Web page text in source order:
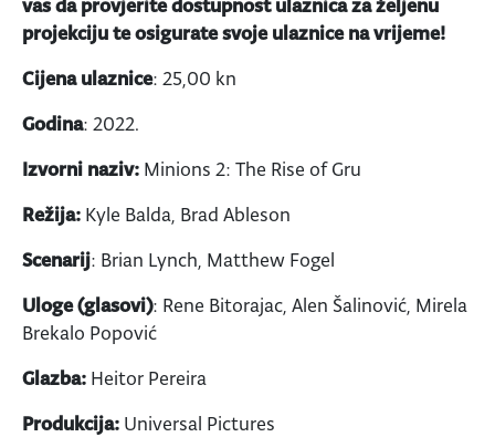
vas da provjerite dostupnost ulaznica za željenu
projekciju te osigurate svoje ulaznice na vrijeme!
Cijena ulaznice: 25,00 kn
Godina: 2022.
Izvorni naziv: Minions 2: The Rise of Gru
Režija: Kyle Balda, Brad Ableson
Scenarij: Brian Lynch, Matthew Fogel
Uloge (glasovi): Rene Bitorajac, Alen Šalinović, Mirela
Brekalo Popović
Glazba: Heitor Pereira
Produkcija: Universal Pictures